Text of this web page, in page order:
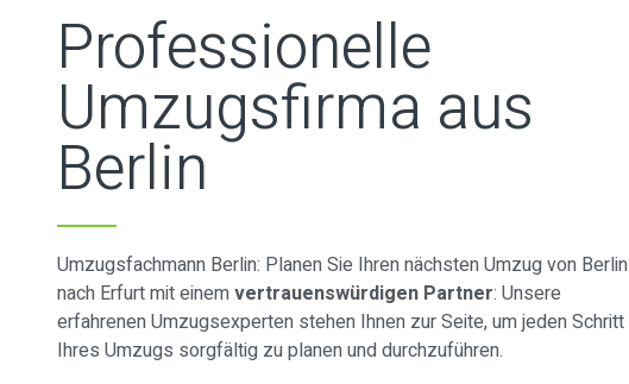
Professionelle
Umzugsfirma aus
Berlin
Umzugsfachmann Berlin: Planen Sie Ihren nächsten Umzug von Berlin
nach Erfurt mit einemvertrauenswürdigen Partner: Unsere
erfahrenen Umzugsexperten stehen Ihnen zur Seite, um jeden Schritt
Ihres Umzugs sorgfältig zu planen und durchzuführen.